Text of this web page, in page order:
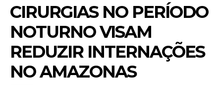
CIRURGIAS NO PERÍODO
NOTURNO VISAM
REDUZIR INTERNAÇÕES
NO AMAZONAS